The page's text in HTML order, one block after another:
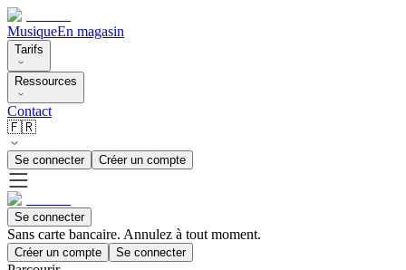
MusiqueEn magasin
Tarifs
Ressources
Contact
🇫🇷
Se connecter Créer un compte
Se connecter
Sans carte bancaire. Annulez à tout moment.
Créer un compte Se connecter